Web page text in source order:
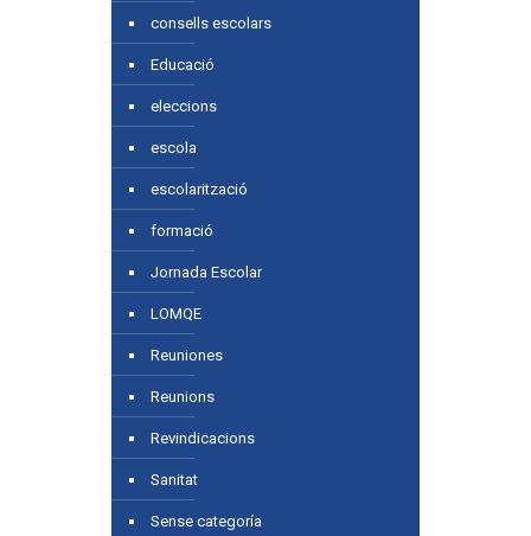
consells escolars
Educació
eleccions
escola
escolarització
formació
Jornada Escolar
LOMQE
Reuniones
Reunions
Revindicacions
Sanitat
Sense categoría